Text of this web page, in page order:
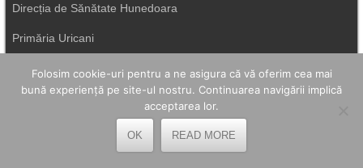
Direcția de Sănătate Hunedoara
Primăria Uricani
ISU Hunedoara
Primăria Vulcan
Folosim cookie-uri pentru a ne asigura că vă oferim cea mai
bună experiență pe site-ul nostru. Continuarea navigării implică
acceptarea lor.
OK READ MORE